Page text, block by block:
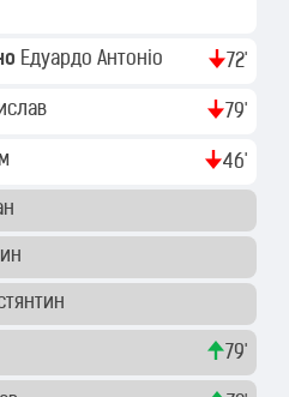
Едуардо Антоніо 72'
79'
46'
79'